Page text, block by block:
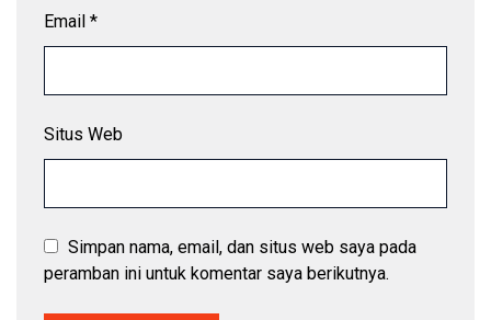
Email *
Situs Web
Simpan nama, email, dan situs web saya pada
peramban ini untuk komentar saya berikutnya.